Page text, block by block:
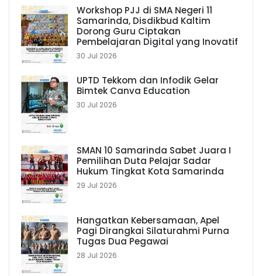
Workshop PJJ di SMA Negeri 11
Samarinda, Disdikbud Kaltim
Dorong Guru Ciptakan
Pembelajaran Digital yang Inovatif
30 Jul 2026
UPTD Tekkom dan Infodik Gelar
Bimtek Canva Education
30 Jul 2026
SMAN 10 Samarinda Sabet Juara I
Pemilihan Duta Pelajar Sadar
Hukum Tingkat Kota Samarinda
29 Jul 2026
Hangatkan Kebersamaan, Apel
Pagi Dirangkai Silaturahmi Purna
Tugas Dua Pegawai
28 Jul 2026